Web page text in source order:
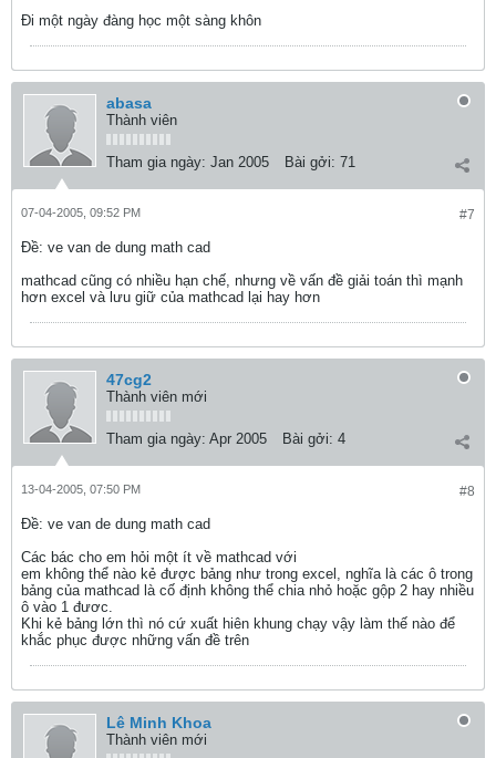
Đi một ngày đàng học một sàng khôn
abasa
Thành viên
Tham gia ngày: Jan 2005 Bài gởi: 71
#7
07-04-2005, 09:52 PM
Ðề: ve van de dung math cad
mathcad cũng có nhiều hạn chế, nhưng về vấn đề giải toán thì mạnh
hơn excel và lưu giữ của mathcad lại hay hơn
47cg2
Thành viên mới
Tham gia ngày: Apr 2005 Bài gởi: 4
#8
13-04-2005, 07:50 PM
Ðề: ve van de dung math cad
Các bác cho em hỏi một ít về mathcad với
em không thể nào kẻ được bảng như trong excel, nghĩa là các ô trong
bảng của mathcad là cố định không thể chia nhỏ hoặc gộp 2 hay nhiều
ô vào 1 đươc.
Khi kẻ bảng lớn thì nó cứ xuất hiên khung chạy vậy làm thế nào để
khắc phục được những vấn đề trên
Lê Minh Khoa
Thành viên mới